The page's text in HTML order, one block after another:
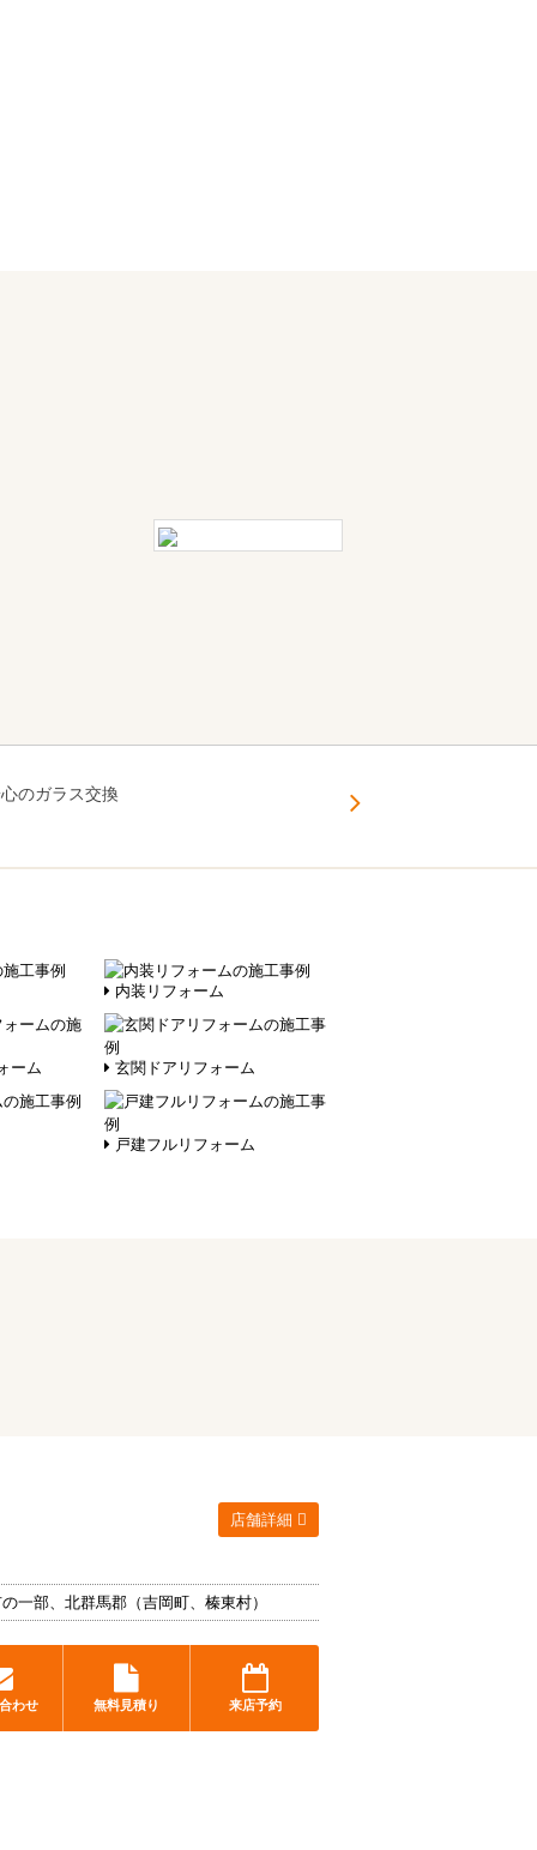
のガラス交換
内装リフォーム
ーム 玄関ドアリフォーム
戸建フルリフォーム
店舗詳細
一部、北群馬郡（吉岡町、榛東村）
わせ 無料見積り 来店予約